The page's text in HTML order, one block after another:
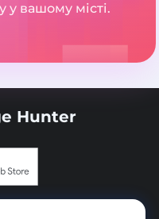
у вашому місті.
Hunter